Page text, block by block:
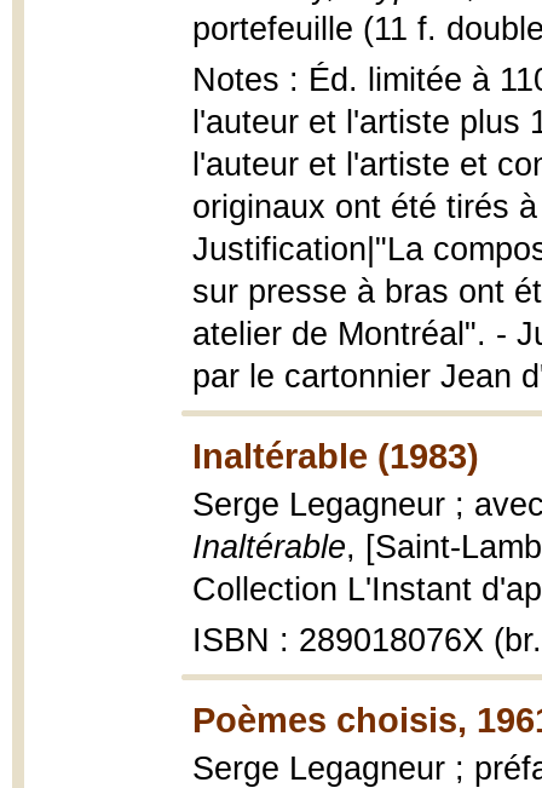
portefeuille (11 f.
Notes : Éd. limitée à
l'auteur et l'artiste plus
l'auteur et l'artiste et
originaux ont été tirés
Justification|"La
sur presse à bras ont
atelier de Montréal". -
par le cartonnier Jean
Inaltérable (1983)
Serge Legagneur ;
Inaltérable, [Saint-
Collection L'Instant
ISBN : 289018076X
Poèmes choisis,
Serge Legagneur ;